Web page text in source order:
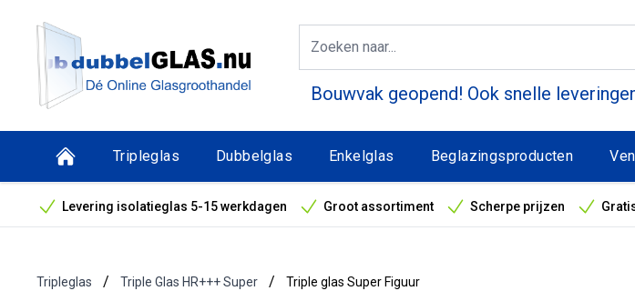
Bouwvak geopend! Ook snelle
Tripleglas Dubbelglas Enkelglas Beglazingsproducten
Levering isolatieglas 5-15 werkdagen Groot assortiment Scherpe prijzen
Bouwvak geopend! Óók snelle leveringen tijdens de vakantieperiode
Tripleglas / Triple Glas HR+++ Super / Triple glas Super Figuur